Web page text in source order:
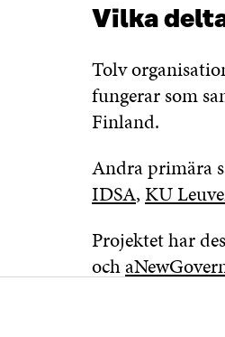
Vilka
Tolv
fungerar som
Finland.
Andra primära
IDSA,KU
Projektet har
och